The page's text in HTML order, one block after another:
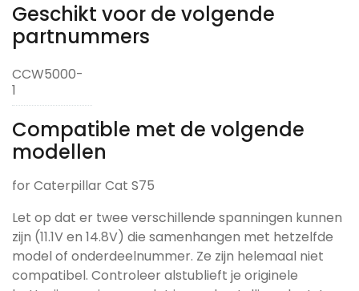
Geschikt voor de volgende
partnummers
CCW5000-
1
Compatible met de volgende
modellen
for Caterpillar Cat S75
Let op dat er twee verschillende spanningen kunnen
zijn (11.1V en 14.8V) die samenhangen met hetzelfde
model of onderdeelnummer. Ze zijn helemaal niet
compatibel. Controleer alstublieft je originele